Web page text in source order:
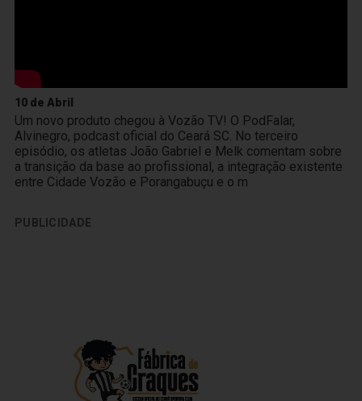
10 de Abril
Um novo produto chegou à Vozão TV! O PodFalar,
Alvinegro, podcast oficial do Ceará SC. No terceiro
episódio, os atletas João Gabriel e Melk comentam sobre
a transição da base ao profissional, a integração existente
entre Cidade Vozão e Porangabuçu e o m
PUBLICIDADE